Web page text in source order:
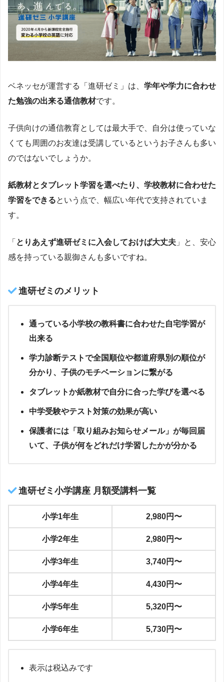
ベネッセが運営する「進研ゼミ」は、 学年や学力に合わせ
た勉強の出来る通信教材です。
子供向けの通信教育としては最大手で、自分は使っていな
くても周囲のお友達は受講しているというお子さんも多い
のではないでしょうか。
紙教材とタブレット学習を選べたり、学校教材に合わせた
学習をできるという点で、幅広い年代で支持されていま
す。
「 とりあえず進研ゼミに入会しておけば大丈夫 」と、安心
感を持っている親御さんも多いですね。
進研ゼミのメリット
通っている小学校の教科書に合わせた自宅学習が
出来る
学力診断テストで全国順位や都道府県別の順位が
分かり、子供のモチベーションに繋がる
タブレットか紙教材で自分に合った学びを選べる
中学受験やテスト対策の効果が高い
保護者には「取り組みお知らせメール」が毎回届
いて、子供が何をどれだけ学習したかが分かる
進研ゼミ小学講座 月額受講料一覧
小学1年生 2,980円〜
小学2年生 2,980円〜
小学3年生 3,740円〜
小学4年生 4,430円〜
小学5年生 5,320円〜
小学6年生 5,730円〜
表示は税込みです